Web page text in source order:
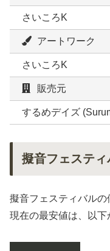
さいころK
アートワーク
さいころK
販売元
するめデイズ
擬音フェステ
擬音フェスティバルの
現在の最安値は、以下